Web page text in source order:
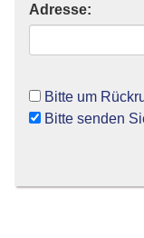
Adresse:
Bitte um
Bitte senden